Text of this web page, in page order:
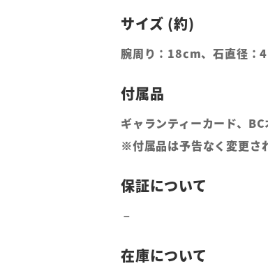
腕周り：18cm、石直径：
ギャランティーカード、
※付属品は予告なく変更さ